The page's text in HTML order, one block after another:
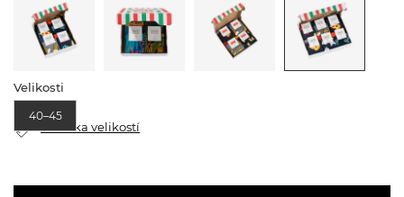
Velikosti
40–45
Tabulka velikostí